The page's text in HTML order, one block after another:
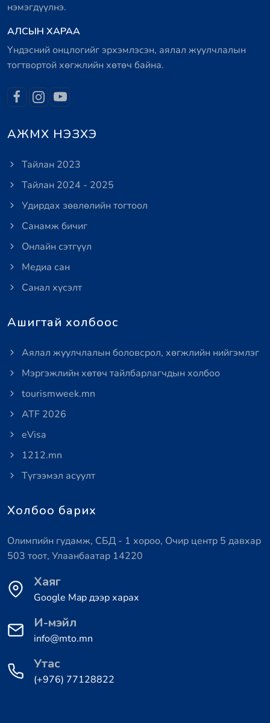
нэмэгдүүлнэ.
АЛСЫН ХАРАА
Үндэсний онцлогийг эрхэмлэсэн, аялал жуулчлалын
тогтвортой хөгжлийн хөтөч байна.
АЖМХ НЭЗХЭ
Тайлан 2023
Тайлан 2024 - 2025
Удирдах зөвлөлийн тогтоол
Санамж бичиг
Онлайн сэтгүүл
Медиа сан
Санал хүсэлт
Ашигтай холбоос
Аялал жуулчлалын боловсрол, хөгжлийн нийгэмлэг
Мэргэжлийн хөтөч тайлбарлагчдын холбоо
tourismweek.mn
ATF 2026
eVisa
1212.mn
Түгээмэл асуулт
Холбоо барих
Олимпийн гудамж, СБД - 1 хороо, Очир центр 5 давхар
503 тоот, Улаанбаатар 14220
Хаяг
Google Map дээр харах
И-мэйл
info@mto.mn
Утас
(+976) 77128822